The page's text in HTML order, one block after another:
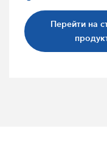
Перейти на